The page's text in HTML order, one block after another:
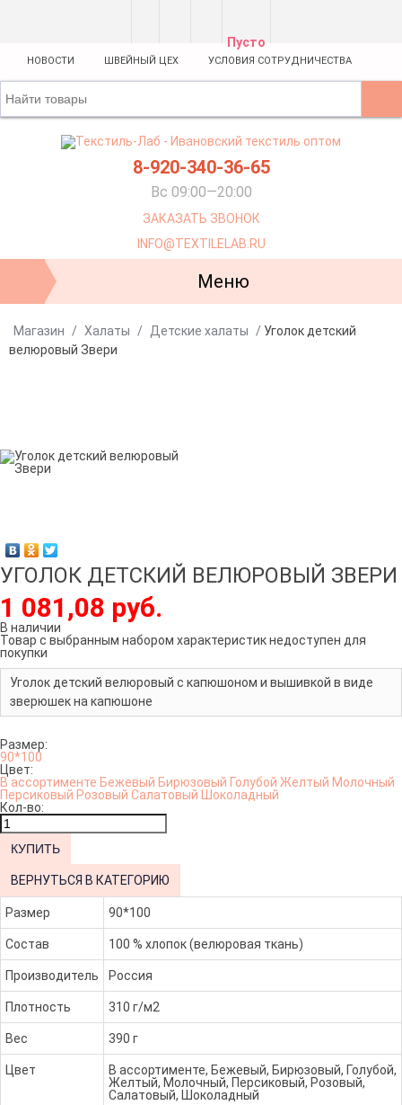
Пусто
НОВОСТИ ШВЕЙНЫЙ ЦЕХ УСЛОВИЯ СОТРУДНИЧЕСТВА
8-920-340-36-65
Вс 09:00—20:00
ЗАКАЗАТЬ ЗВОНОК
INFO@TEXTILELAB.RU
Меню
Магазин / Халаты / Детские халаты / Уголок детский
велюровый Звери
УГОЛОК ДЕТСКИЙ ВЕЛЮРОВЫЙ ЗВЕРИ
1 081,08 руб.
В наличии
Товар с выбранным набором характеристик недоступен для
покупки
Уголок детский велюровый с капюшоном и вышивкой в виде
зверюшек на капюшоне
Размер:
90*100
Цвет:
В ассортименте Бежевый Бирюзовый Голубой Желтый Молочный
Персиковый Розовый Салатовый
Шоколадный
Кол-во:
ВЕРНУТЬСЯ В КАТЕГОРИЮ
Размер 90*100
Состав 100 % хлопок (велюровая ткань)
Производитель Россия
Плотность 310 г/м2
Вес 390 г
Цвет
В ассортименте, Бежевый, Бирюзовый, Голубой,
Желтый, Молочный, Персиковый, Розовый,
Салатовый, Шоколадный